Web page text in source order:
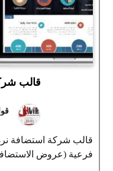
قالب
فرعية (عروض